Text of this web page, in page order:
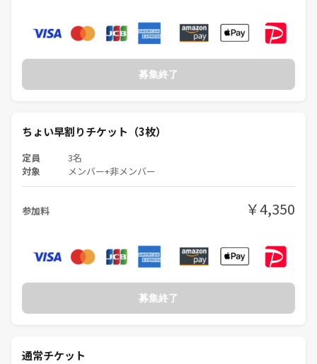
そのため、『ガチでマダミスやりたい』『マダミスさえできたらいい』
『ドライな関係でいい』という面持ちでお越しいただいてしまうと、当
恥ずかしながら私たちのマダミス会はマダミスのあとの二次会、三次会
て、みんなでカレーを作ったり、、、マダミス会とは全く関係なしに、
焼肉行ったり、ゲーセン行ったり、バッティングセンターで遊んだ
り、、朝まで飲み屋でオールしたり… カラオケ行ったり・・・
見る人によっては『ガキっぽい』とか『青春ぶってんじゃねぇよ』とか
でも、友だちをつくるなら凄くいい環境です。大人になってから何の利
害関係もない無償の友だちなんてなかなかできないじゃないですか。私
はそういうのを大切にしたいです。
募集終了
ちょい早割りチケット（3枚）
定員 3名
対象 メンバー+非メンバー
参加料 ￥4,350
募集終了
通常チケット